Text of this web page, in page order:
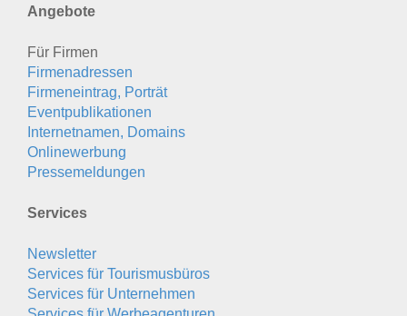
Angebote
Für Firmen
Firmenadressen
Firmeneintrag, Porträt
Eventpublikationen
Internetnamen, Domains
Onlinewerbung
Pressemeldungen
Services
Newsletter
Services für Tourismusbüros
Services für Unternehmen